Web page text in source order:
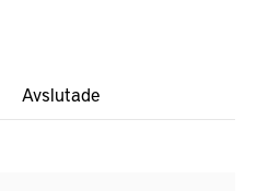
Avslutade